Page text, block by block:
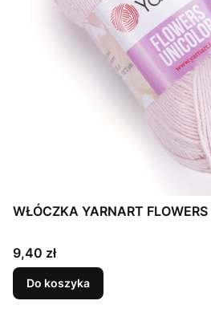
WŁÓCZKA YARNART
Cena
9,40 zł
Do koszyka